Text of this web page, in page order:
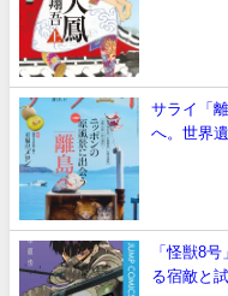
サライ「
へ。世界
「怪獣8
る宿敵と